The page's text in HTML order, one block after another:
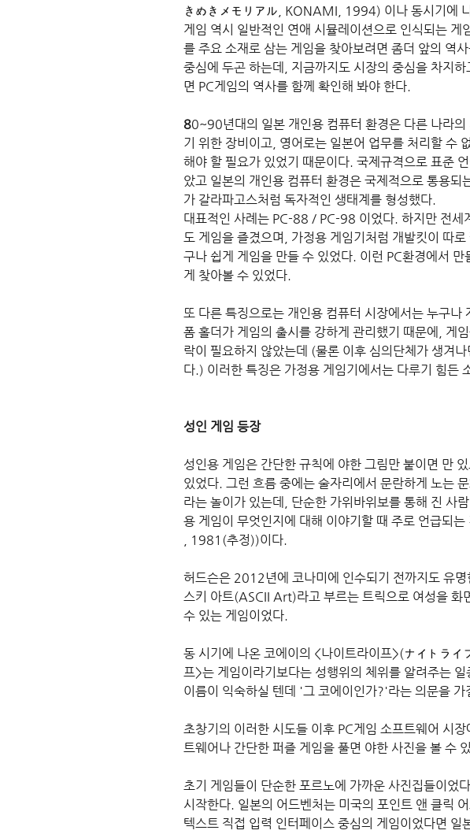
きめきメモリアル, KONAMI, 1994) 이나 동시기에
게임 역시 일반적인 연애 시뮬레이션으로 인식되는
를 주요 소재로 삼는 게임을 찾아보려면 좀더 앞의 역
중심에 두곤 하는데, 지금까지도 시장의 중심을 차지
면 PC게임의 역사를 함께 확인해 봐야 한다.
80~90년대의 일본 개인용 컴퓨터 환경은 다른 나라
기 위한 장비이고, 영어로는 일본어 업무를 처리할 수
해야 할 필요가 있었기 때문이다. 국제규격으로 표준
았고 일본의 개인용 컴퓨터 환경은 국제적으로 통용되
가 갈라파고스처럼 독자적인 생태계를 형성했다.
대표적인 사례는 PC-88 / PC-98 이었다. 하지만 전
도 게임을 즐겼으며, 가정용 게임기처럼 개발킷이 따
구나 쉽게 게임을 만들 수 있었다. 이런 PC환경에서
게 찾아볼 수 있었다.
또 다른 특징으로는 개인용 컴퓨터 시장에서는 누구
폼 홀더가 게임의 출시를 강하게 관리했기 때문에, 게
락이 필요하지 않았는데 (물론 이후 심의단체가 생겨
다.) 이러한 특징은 가정용 게임기에서는 다루기 힘든
성인 게임 등장
성인용 게임은 간단한 규칙에 야한 그림만 붙이면 만
있었다. 그런 흐름 중에는 술자리에서 문란하게 노는
라는 놀이가 있는데, 단순한 가위바위보를 통해 진 사
용 게임이 무엇인지에 대해 이야기할 때 주로 언급되
, 1981(추정))이다.
허드슨은 2012년에 코나미에 인수되기 전까지도 유
스키 아트(ASCII Art)라고 부르는 트릭으로 여성을 화
수 있는 게임이었다.
동 시기에 나온 코에이의 <나이트라이프>(ナイトラ
프>는 게임이라기보다는 성행위의 체위를 알려주는
이름이 익숙하실 텐데 '그 코에이인가?'라는 의문을
초창기의 이러한 시도들 이후 PC게임 소프트웨어 시
트웨어나 간단한 퍼즐 게임을 풀면 야한 사진을 볼 수
초기 게임들이 단순한 포르노에 가까운 사진집들이었
시작한다. 일본의 어드벤처는 미국의 포인트 앤 클릭
텍스트 직접 입력 인터페이스 중심의 게임이었다면